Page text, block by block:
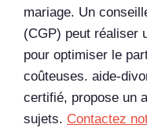
mariage. Un
(CGP) peut réaliser
pour optimiser le
coûteuses. aide-
certifié, propose un
sujets. Contactez